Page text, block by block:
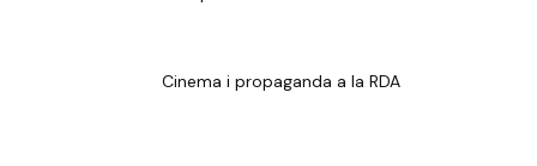
Cinema i propaganda a la RDA